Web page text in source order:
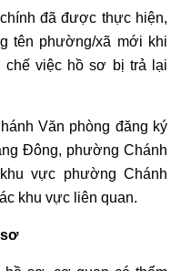
đã được thực hiện,
tên phường/xã mới khi
chế việc hồ sơ bị trả lại
Văn phòng đăng ký
Đông, phường Chánh
vực phường Chánh
khu vực liên quan.